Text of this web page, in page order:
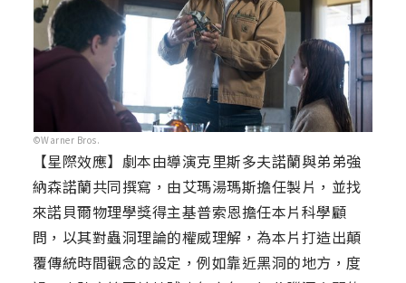
©Warner Bros.
【星際效應】劇本由導演克里斯多夫諾蘭與弟弟強
納森諾蘭共同撰寫，由艾瑪湯瑪斯擔任製片，並找
來諾貝爾物理學獎得主基普索恩擔任本片科學顧
問，以其對蟲洞理論的權威理解，為本片打造出顛
覆傳統時間觀念的設定，例如靠近黑洞的地方，度